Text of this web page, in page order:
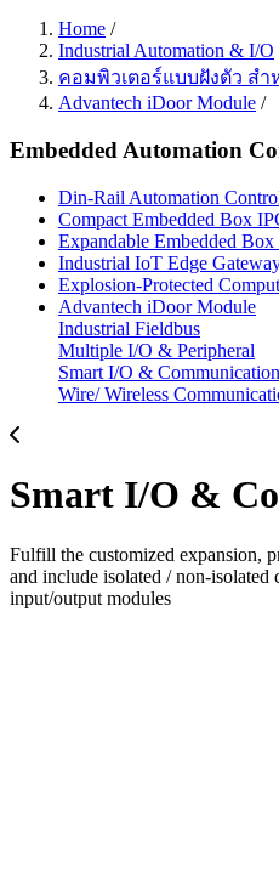
Home /
Industrial Automation & I/O
คอมพิวเตอร์แบบฝังตัว ส
Advantech iDoor Module /
Embedded Automation
Din-Rail Automation
Compact Embedded Box
Expandable Embedded Box
Industrial IoT Edge
Explosion-Protected
Advantech iDoor Module
Industrial Fieldbus
Multiple I/O & Peripheral
Smart I/O & Communication
Wire/ Wireless
Smart I/O &
Fulfill the customized expansion,
and include isolated / non-isolated
input/output modules